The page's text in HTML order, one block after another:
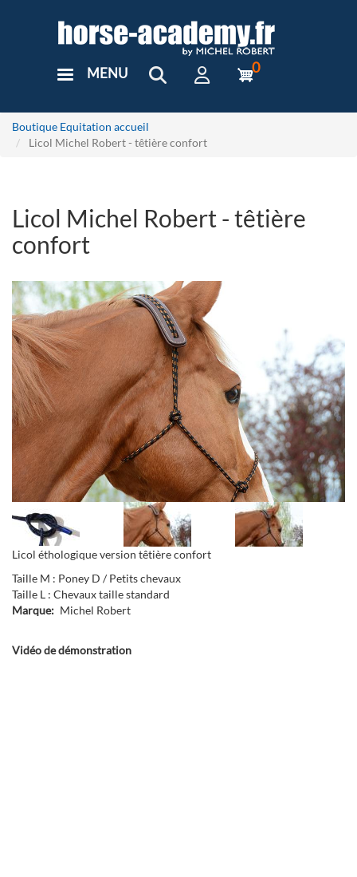
User
Custom
MENU 0
Boutique Equitation accueil
Licol Michel Robert - têtière confort
Licol Michel Robert - têtière
confort
Suivant
Suivant
Licol éthologique version têtière confort
Taille M : Poney D / Petits chevaux
Taille L : Chevaux taille standard
Marque
Michel Robert
Vidéo de démonstration